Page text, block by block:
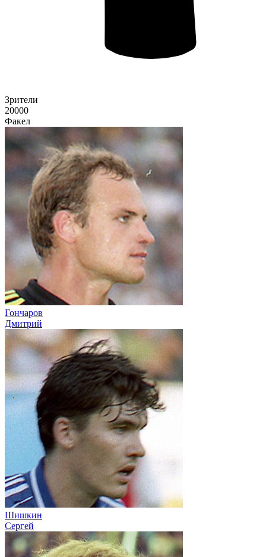
Зрители
20000
Факел
Гончаров
Дмитрий
Шишкин
Сергей